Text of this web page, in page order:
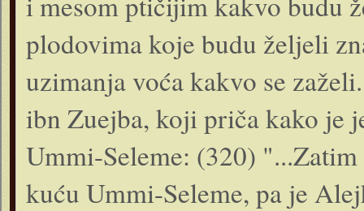
plodovima koje budu željeli
uzimanja voća kakvo se
ibn Zuejba, koji priča kako je
Ummi-Seleme: (320)
kuću Ummi-Seleme, pa je